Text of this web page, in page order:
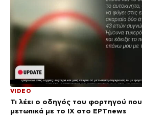
VIDEO
Τι λέει ο οδηγός του φορτηγού
μετωπικά με το ΙΧ στο ΕΡΤnews